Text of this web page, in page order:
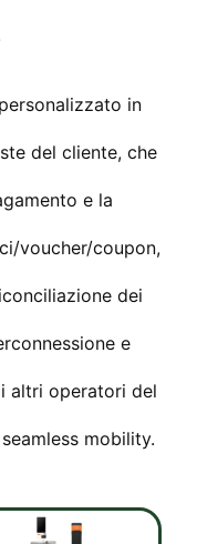
in
del cliente, che
e la
voucher/coupon,
dei
e
altri operatori del
mobility.